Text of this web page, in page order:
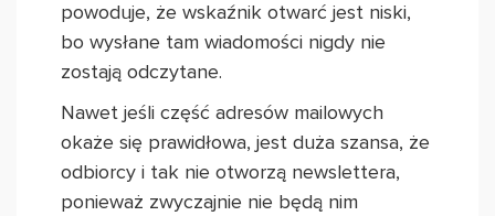
powoduje, że wskaźnik otwarć jest niski,
bo wysłane tam wiadomości nigdy nie
zostają odczytane.
Nawet jeśli część adresów mailowych
okaże się prawidłowa, jest duża szansa, że
odbiorcy i tak nie otworzą newslettera,
ponieważ zwyczajnie nie będą nim